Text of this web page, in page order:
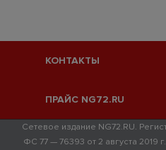
КОНТАКТЫ
ПРАЙС NG72.RU
Сетевое издание NG72.RU.
ФС 77 — 76393 от 2 августа 2019